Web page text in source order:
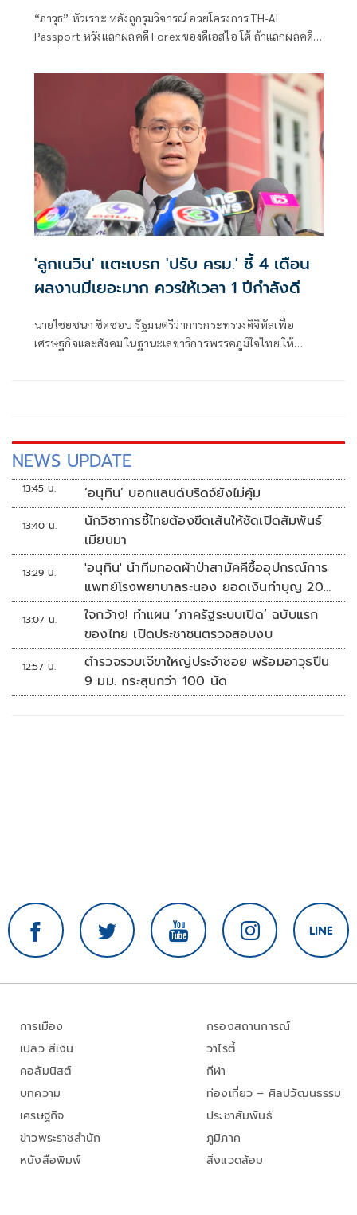
“ภาวุธ” หัวเราะ หลังถูกรุมวิจารณ์ อวยโครงการ TH-AI
Passport หวังแลกผลคดี Forex ของดีเอสไอ โต้ ถ้าแลกผลคดี
งานประชุมคณะอนุฯหลายชุด เผยยังมีเพื่อน สส.รายอื่นของ
พรรคประชาชน รับผิดชอบโดยตรงอยู่แล้ว
'ลูกเนวิน' แตะเบรก 'ปรับ ครม.' ชี้ 4 เดือน
ผลงานมีเยอะมาก ควรให้เวลา 1 ปีกำลังดี
นายไชยชนก ชิดชอบ รัฐมนตรีว่าการกระทรวงดิจิทัลเพื่อ
เศรษฐกิจและสังคม ในฐานะเลขาธิการพรรคภูมิใจไทย ให้
NEWS UPDATE
13:45 น. ‘อนุทิน’ บอกแลนด์บริดจ์ยังไม่คุ้ม
13:40 น.
นักวิชาการชี้ไทยต้องขีดเส้นให้ชัดเปิดสัมพันธ์
เมียนมา
13:29 น.
'อนุทิน' นำทีมทอดผ้าป่าสามัคคีซื้ออุปกรณ์การ
แพทย์โรงพยาบาลระนอง ยอดเงินทำบุญ 20
ล้านบาท
13:07 น.
ใจกว้าง! ทำแผน ‘ภาครัฐระบบเปิด’ ฉบับแรก
ของไทย เปิดประชาชนตรวจสอบงบ
12:57 น.
ตำรวจรวบเจ๊ขาใหญ่ประจำซอย พร้อมอาวุธปืน
9 มม. กระสุนกว่า 100 นัด
การเมือง
เปลว สีเงิน
คอลัมนิสต์
บทความ
เศรษฐกิจ
ข่าวพระราชสำนัก
หนังสือพิมพ์
กรองสถานการณ์
วาไรตี้
กีฬา
ท่องเที่ยว – ศิลปวัฒนธรรม
ประชาสัมพันธ์
ภูมิภาค
สิ่งแวดล้อม